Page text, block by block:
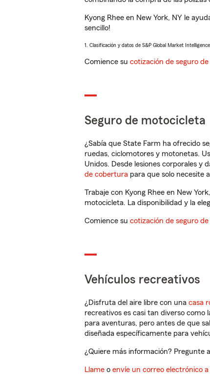
Kyong Rhee en New York, NY le
sencillo!
1. Clasificación y datos de S&P Global Market
Comience su cotización de seguro
Seguro de motocicleta
¿Sabía que State Farm ha ofrecido
ruedas, ciclomotores y motonetas.
Unidos. Desde lesiones corporales y
de cobertura para que solo necesite
Trabaje con Kyong Rhee en New
motocicleta. La disponibilidad y la
Comience su cotización de seguro
Vehículos recreativos
¿Disfruta del aire libre con una casa
recreativos es casi tan diverso como
para aventuras, pero antes de que
diseñada específicamente para
¿Quiere más información? Pregunte
Llame o envíe un correo electrónico